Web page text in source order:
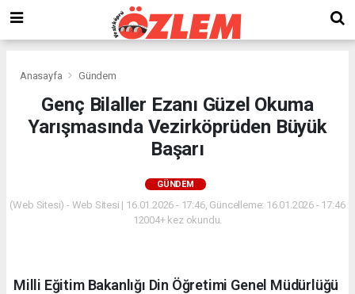
Anasayfa Gündem
Genç Bilaller Ezanı Güzel Okuma
Yarışmasında Vezirköprüden Büyük
Başarı
GÜNDEM
(Web Sitesi) - Web Sitesi | 16.01.2026 - 17:46, Güncelleme: 16.01.2026 - 17:46
12004+ kez okundu.
Milli Eğitim Bakanlığı Din Öğretimi Genel Müdürlüğü